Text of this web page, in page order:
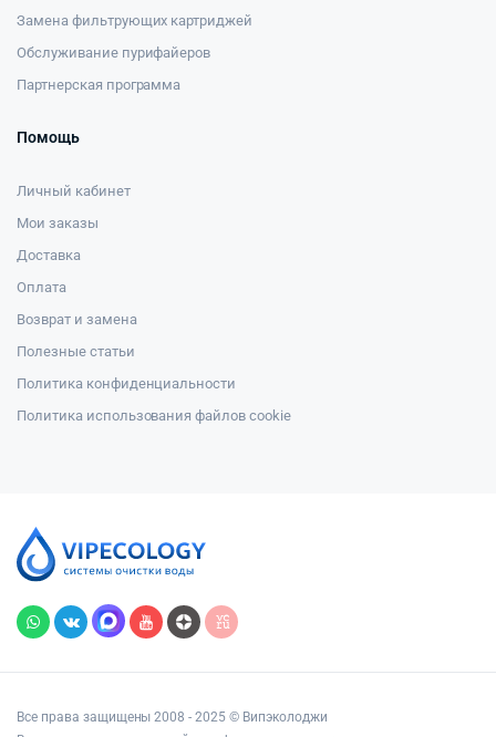
Замена фильтрующих картриджей
Обслуживание пурифайеров
Партнерская программа
Помощь
Личный кабинет
Мои заказы
Доставка
Оплата
Возврат и замена
Полезные статьи
Политика конфиденциальности
Политика использования файлов cookie
Все права защищены 2008 - 2025 © Випэколоджи